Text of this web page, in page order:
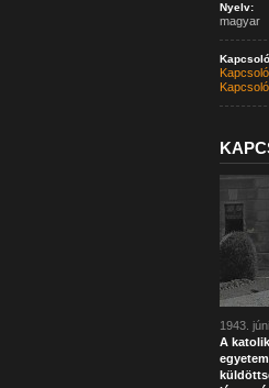
Nyelv:
magyar
1943.
A